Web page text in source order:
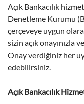
Açık Bankacılık
Denetleme Kurumu
çerçeveye uygun
sizin açık onayınızla
Onay verdiğiniz her
edebilirsiniz.
Açık Bankacılık